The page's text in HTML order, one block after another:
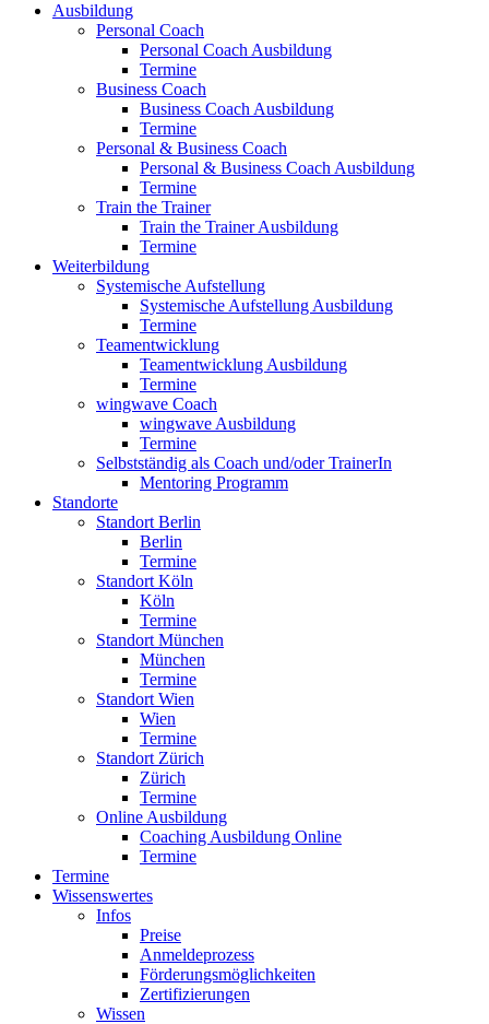
Ausbildung
Personal Coach
Personal Coach Ausbildung
Termine
Business Coach
Business Coach Ausbildung
Termine
Personal & Business Coach
Personal & Business Coach Ausbildung
Termine
Train the Trainer
Train the Trainer Ausbildung
Termine
Weiterbildung
Systemische Aufstellung
Systemische Aufstellung Ausbildung
Termine
Teamentwicklung
Teamentwicklung Ausbildung
Termine
wingwave Coach
wingwave Ausbildung
Termine
Selbstständig als Coach und/oder TrainerIn
Mentoring Programm
Standorte
Standort Berlin
Berlin
Termine
Standort Köln
Köln
Termine
Standort München
München
Termine
Standort Wien
Wien
Termine
Standort Zürich
Zürich
Termine
Online Ausbildung
Coaching Ausbildung Online
Termine
Termine
Wissenswertes
Infos
Preise
Anmeldeprozess
Förderungsmöglichkeiten
Zertifizierungen
Wissen